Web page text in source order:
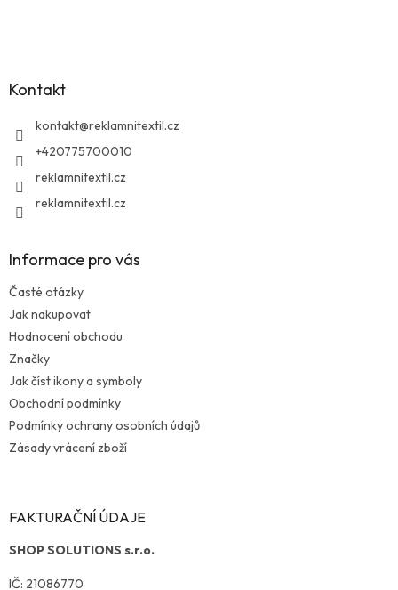
Kontakt
kontakt@reklamnitextil.cz
+420775700010
reklamnitextil.cz
reklamnitextil.cz
Informace pro vás
Časté otázky
Jak nakupovat
Hodnocení obchodu
Značky
Jak číst ikony a symboly
Obchodní podmínky
Podmínky ochrany osobních údajů
Zásady vrácení zboží
FAKTURAČNÍ ÚDAJE
SHOP SOLUTIONS s.r.o.
IČ: 21086770